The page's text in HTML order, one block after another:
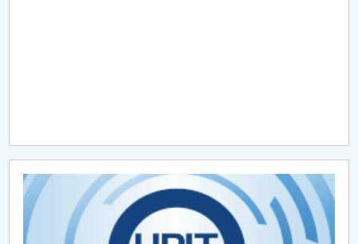
Chestionar angajabilitate ALUMNI – UPB
CAR2026